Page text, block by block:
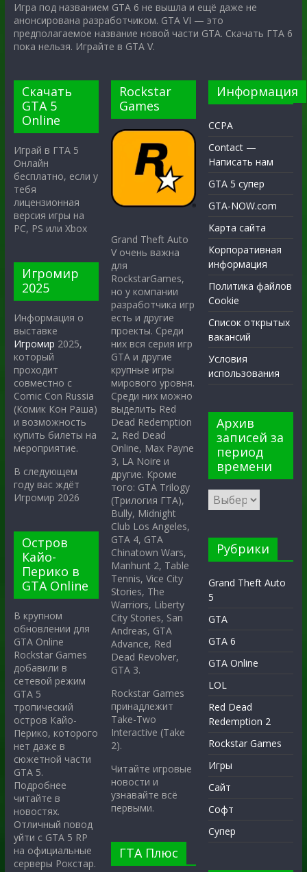
Игра под названием GTA 6 не вышла и ещё даже не
анонсирована разработчиком. GTA VI — это
предполагаемое название новой части GTA. Скачать ГТА 6
пока нельзя. Играйте в GTA V.
Скачать
GTA 5
Online
Играй в ГТА 5
Онлайн
бесплатно, если у
тебя
лицензионная
версия игры на
PC, PS или Xbox
Игромир
2025
Информация о
выставке
Игромир 2025,
который
проходит
совместно с
Comic Con Russia
(Комик Кон Раша)
и возможность
купить билеты на
мероприятие.
В следующем
году вас ждёт
Игромир 2026
Остров
Кайо-
Перико в
GTA Online
В крупном
обновлении для
GTA Online
Rockstar Games
добавили в
сетевой режим
GTA 5
тропический
остров Кайо-
Перико, которого
нет даже в
сюжетной части
GTA 5.
Подробнее
читайте в
новостях.
Отличный повод
уйти с GTA 5 RP
на официальные
серверы Рокстар.
Rockstar
Games
Grand Theft Auto
V очень важна
для
RockstarGames,
но у компании
разработчика игр
есть и другие
проекты. Среди
них вся серия игр
GTA и другие
крупные игры
мирового уровня.
Среди них можно
выделить Red
Dead Redemption
2, Red Dead
Online, Max Payne
3, LA Noire и
другие. Кроме
того: GTA Trilogy
(Трилогия ГТА),
Bully, Midnight
Club Los Angeles,
GTA 4, GTA
Chinatown Wars,
Manhunt 2, Table
Tennis, Vice City
Stories, The
Warriors, Liberty
City Stories, San
Andreas, GTA
Advance, Red
Dead Revolver,
GTA 3.
Rockstar Games
принадлежит
Take-Two
Interactive (Take
2).
Читайте игровые
новости и
узнавайте всё
первыми.
ГТА Плюс
Информация
CCPA
Contact —
Написать нам
GTA 5 супер
GTA-NOW.com
Карта сайта
Корпоративная
информация
Политика файлов
Cookie
Список открытых
вакансий
Условия
использования
Архив
записей за
период
времени
Рубрики
Grand Theft Auto
5
GTA
GTA 6
GTA Online
LOL
Red Dead
Redemption 2
Rockstar Games
Игры
Сайт
Софт
Супер